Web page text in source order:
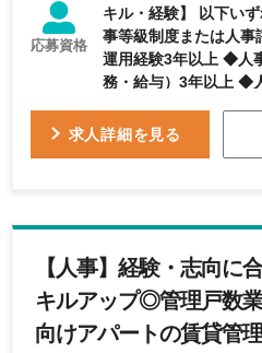
応募資格
キル・経験】 以下い
事等級制度または人事
運用経験3年以上 ◆人
務・給与）3年以上 ◆
ータ集計スキルに長けている事 【
リアコンサルタント有
求人詳細を見る
【人事】経験・志向に
キルアップ◎管理戸数
向けアパートの賃貸管